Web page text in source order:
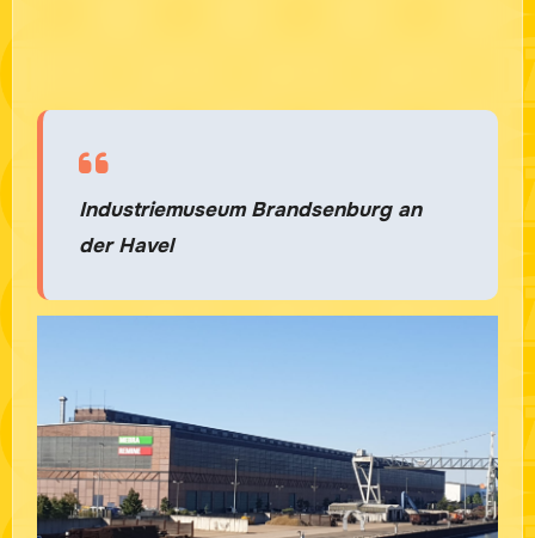
Industriemuseum Brandsenburg an
der Havel